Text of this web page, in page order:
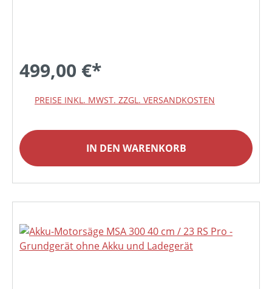
499,00 €*
PREISE INKL. MWST. ZZGL. VERSANDKOSTEN
IN DEN WARENKORB